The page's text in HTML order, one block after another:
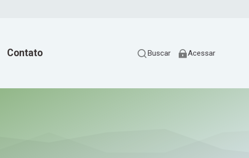
Contato Buscar Acessar